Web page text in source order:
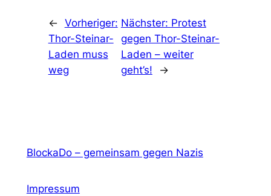
← Vorheriger:
Thor-Steinar-
Laden muss
weg
Nächster: Protest
gegen Thor-Steinar-
Laden – weiter
geht’s!
→
BlockaDo – gemeinsam gegen Nazis
Impressum